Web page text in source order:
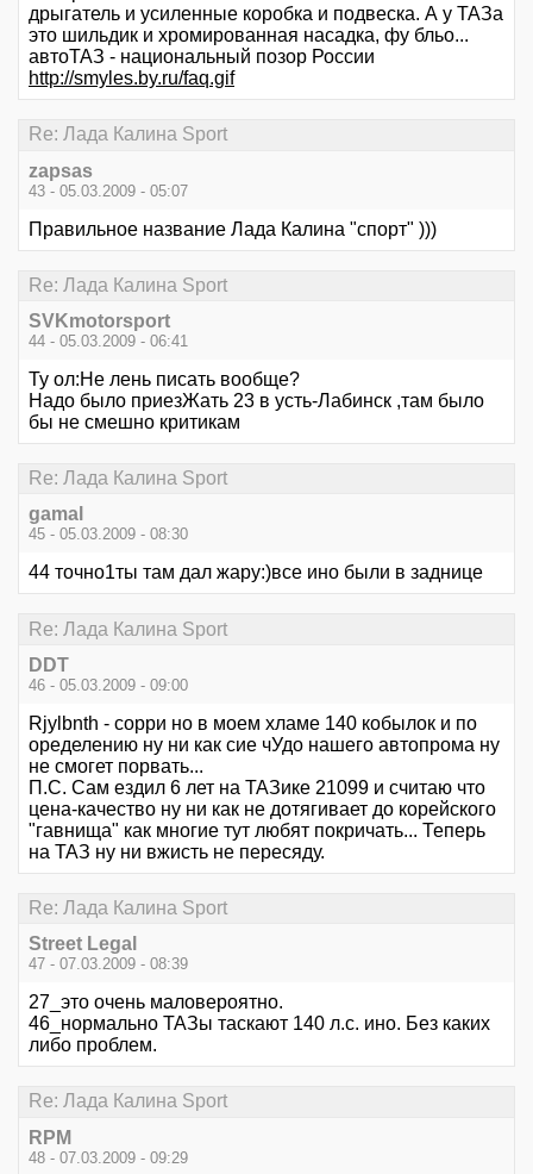
дрыгатель и усиленные коробка и подвеска. А у ТАЗа
это шильдик и хромированная насадка, фу бльо...
автоТАЗ - национальный позор России
http://smyles.by.ru/faq.gif
Re: Лада Калина Sport
zapsas
43 - 05.03.2009 - 05:07
Правильное название Лада Калина "спорт" )))
Re: Лада Калина Sport
SVKmotorsport
44 - 05.03.2009 - 06:41
Ту ол:Не лень писать вообще?
Надо было приезЖать 23 в усть-Лабинск ,там было
бы не смешно критикам
Re: Лада Калина Sport
gаmаl
45 - 05.03.2009 - 08:30
44 точно1ты там дал жару:)все ино были в заднице
Re: Лада Калина Sport
DDT
46 - 05.03.2009 - 09:00
Rjylbnth - сорри но в моем хламе 140 кобылок и по
оределению ну ни как сие чУдо нашего автопрома ну
не смогет порвать...
П.С. Сам ездил 6 лет на ТАЗике 21099 и считаю что
цена-качество ну ни как не дотягивает до корейского
"гавнища" как многие тут любят покричать... Теперь
на ТАЗ ну ни вжисть не пересяду.
Re: Лада Калина Sport
Street Legal
47 - 07.03.2009 - 08:39
27_это очень маловероятно.
46_нормально ТАЗы таскают 140 л.с. ино. Без каких
либо проблем.
Re: Лада Калина Sport
RPM
48 - 07.03.2009 - 09:29